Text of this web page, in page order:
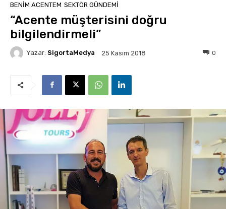
BENIM ACENTEM SEKTÖR GÜNDEMİ
“Acente müşterisini doğru
bilgilendirmeli”
Yazar: SigortaMedya 25 Kasım 2018 0